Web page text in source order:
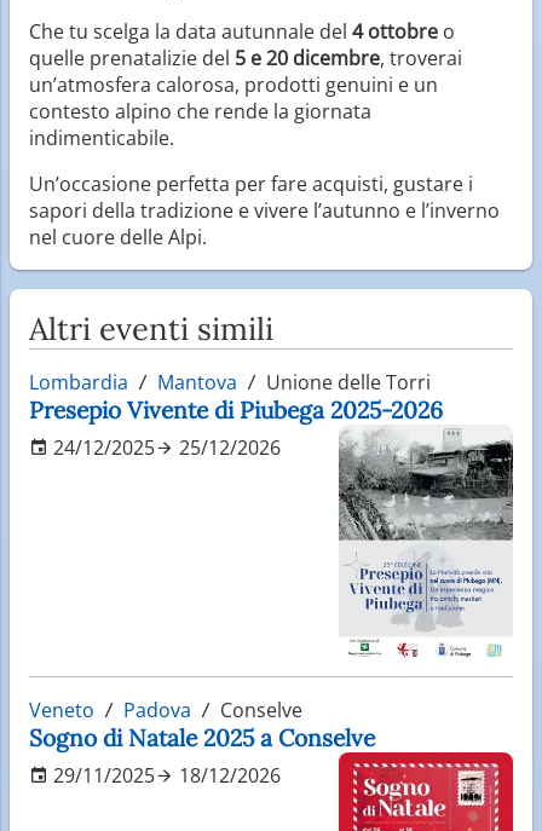
Che tu scelga la data autunnale del 4 ottobre o
quelle prenatalizie del 5 e 20 dicembre, troverai
un’atmosfera calorosa, prodotti genuini e un
contesto alpino che rende la giornata
indimenticabile.
Un’occasione perfetta per fare acquisti, gustare i
sapori della tradizione e vivere l’autunno e l’inverno
nel cuore delle Alpi.
Altri eventi simili
Lombardia Mantova Unione delle Torri
Presepio Vivente di Piubega 2025-2026
24/12/2025 25/12/2026
Veneto Padova Conselve
Sogno di Natale 2025 a Conselve
29/11/2025 18/12/2026